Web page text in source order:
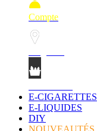
Compte
E-CIGARETTES
E-LIQUIDES
DIY
NOUVEAUTÉS